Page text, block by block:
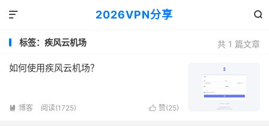
2026VPN分享 

共 1 篇文章
标签：疾风云机场
如何使用疾风云机场？
 赞(25)
 博客 阅读(1725)